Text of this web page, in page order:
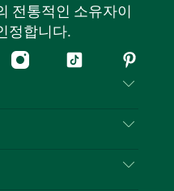
전통적인 소유자이
정합니다.
인
틱
핀
터
스